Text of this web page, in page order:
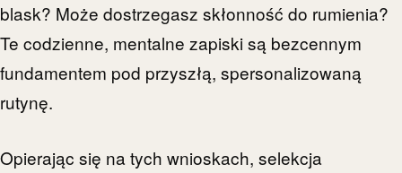
blask? Może dostrzegasz skłonność do rumienia?
Te codzienne, mentalne zapiski są bezcennym
fundamentem pod przyszłą, spersonalizowaną
rutynę.
Opierając się na tych wnioskach, selekcja